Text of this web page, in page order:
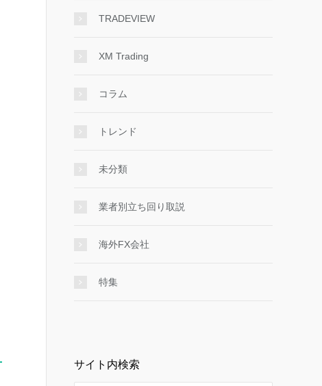
TRADEVIEW
XM Trading
コラム
トレンド
未分類
業者別立ち回り取説
海外FX会社
特集
サイト内検索